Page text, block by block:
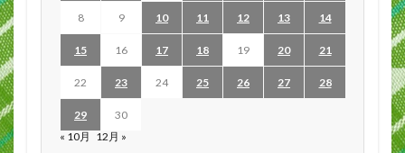
8 9 10 11 12 13 14
15 16 17 18 19 20 21
22 23 24 25 26 27 28
29
30
« 10月 12月 »